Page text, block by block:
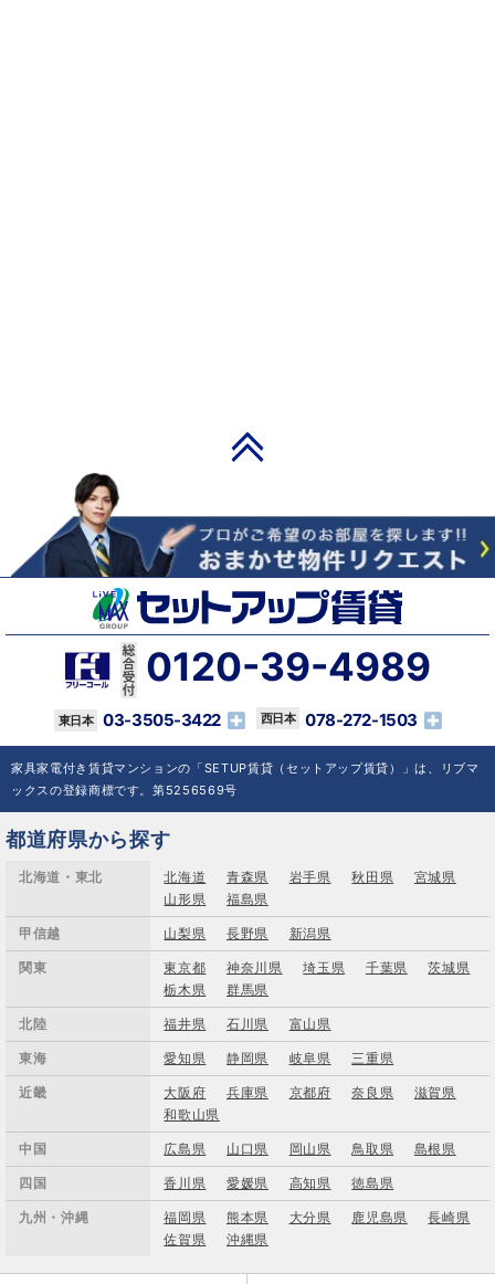
0120-39-4989
03-3505-3422 078-272-1503
家具家電付き賃貸マンションの「SETUP賃貸（セットアップ賃貸）」は、リブマ
ックスの登録商標です。第5256569号
都道府県から探す
北海道・東北 北海道 青森県 岩手県 秋田県
宮城県
山形県
福島県
甲信越 山梨県 長野県 新潟県
関東 東京都 神奈川県 埼玉県 千葉県
茨城県
栃木県
群馬県
北陸 福井県 石川県 富山県
東海 愛知県 静岡県 岐阜県 三重県
近畿 大阪府 兵庫県 京都府 奈良県
滋賀県
和歌山県
中国 広島県 山口県 岡山県 鳥取県 島根県
四国 香川県 愛媛県 高知県 徳島県
九州・沖縄 福岡県 熊本県 大分県 鹿児島県
長崎県
佐賀県
沖縄県